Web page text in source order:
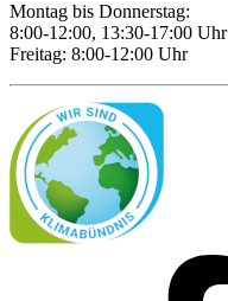
Montag bis Donnerstag:
8:00-12:00, 13:30-17:00 Uhr
Freitag: 8:00-12:00 Uhr